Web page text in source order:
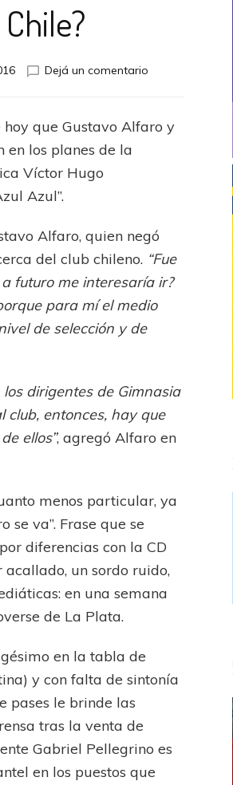
Dejá un comentario
a
hoy que Gustavo Alfaro y
en los planes de la
Víctor Hugo
Azul”.
Alfaro, quien negó
del club chileno. “Fue
futuro me interesaría ir?
para mí el medio
de selección y de
dirigentes de Gimnasia
club, entonces, hay que
ellos”, agregó Alfaro en
menos particular, ya
va”. Frase que se
diferencias con la CD
un sordo ruido,
en una semana
de La Plata.
en la tabla de
y con falta de sintonía
pases le brinde las
tras la venta de
Gabriel Pellegrino es
en los puestos que